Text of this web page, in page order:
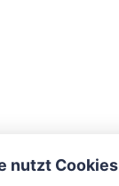
nutzt Cookies